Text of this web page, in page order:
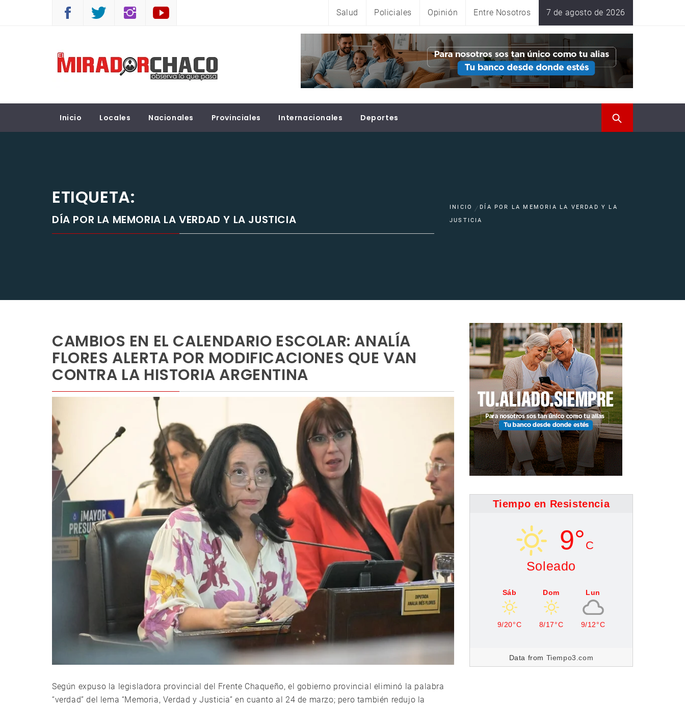
Salud Policiales Opinión Entre Nosotros 7 de agosto de 2026
EL MIRADOR CHACO
Inicio Locales Nacionales Provinciales Internacionales Deportes
ETIQUETA:
DÍA POR LA MEMORIA LA VERDAD Y LA JUSTICIA
INICIO
DÍA POR LA MEMORIA LA VERDAD Y LA
JUSTICIA
CAMBIOS EN EL CALENDARIO ESCOLAR: ANALÍA
FLORES ALERTA POR MODIFICACIONES QUE VAN
CONTRA LA HISTORIA ARGENTINA
Según expuso la legisladora provincial del Frente Chaqueño, el gobierno provincial eliminó la palabra
“verdad” del lema “Memoria, Verdad y Justicia” en cuanto al 24 de marzo; pero también redujo la
Tiempo en Resistencia
9° C
Soleado
Sáb
9/20°C
Dom
8/17°C
Lun
9/12°C
Data from Tiempo3.com